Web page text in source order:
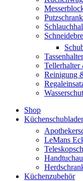
Tassenhalter
Tellerhalter
Reinigung
Shop
LeMans
Küchenzubehör